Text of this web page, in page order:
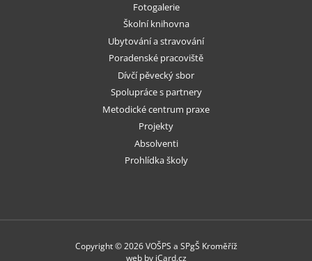
Fotogalerie
Školní knihovna
Ubytování a stravování
Poradenské pracoviště
Dívčí pěvecký sbor
Spolupráce s partnery
Metodické centrum praxe
Projekty
Absolventi
Prohlídka školy
Copyright © 2026 VOŠPS a SPgŠ Kroměříž
web by iCard.cz